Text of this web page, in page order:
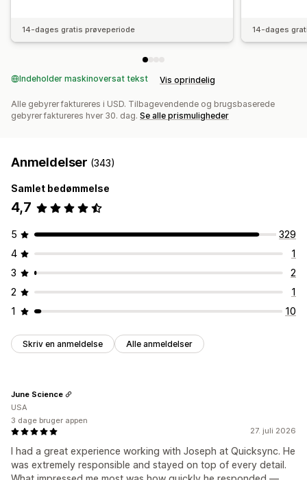
14-dages gratis prøveperiode 14-dages
Indeholder maskinoversat tekst Vis oprindelig
Alle gebyrer faktureres i USD. Tilbagevendende og brugsbaserede
gebyrer faktureres hver 30. dag. Se alle prismuligheder
Anmeldelser (343)
Samlet bedømmelse
4,7
5
329
4
1
3
2
2
1
1
10
Skriv en anmeldelse Alle anmeldelser
27. juli 2026
I had a great experience working with Joseph at Quicksync. He
was extremely responsible and stayed on top of every detail.
June Science
USA
3 dage bruger appen